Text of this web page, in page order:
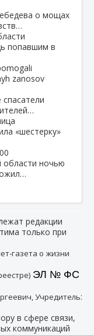
о мощах
попавшим в
спасатели
«шестерку»
области ночью
редакции
только при
газета о жизни
ЭЛ № ФС
Учредитель:
в сфере связи,
коммуникаций